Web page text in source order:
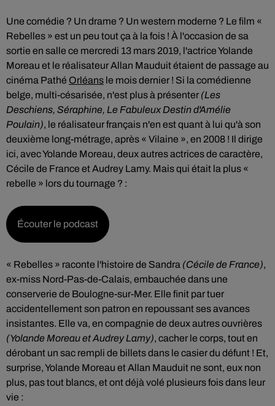
Une comédie ? Un drame ? Un western moderne ? Le film «
Rebelles » est un peu tout ça à la fois ! À l'occasion de sa
sortie en salle ce mercredi 13 mars 2019, l'actrice Yolande
Moreau et le réalisateur Allan Mauduit étaient de passage au
cinéma Pathé Orléans le mois dernier ! Si la comédienne
belge, multi-césarisée, n'est plus à présenter (Les
Deschiens, Séraphine, Le Fabuleux Destin d'Amélie
Poulain), le réalisateur français n'en est quant à lui qu'à son
deuxième long-métrage, après « Vilaine », en 2008 ! Il dirige
ici, avec Yolande Moreau, deux autres actrices de caractère,
Cécile de France et Audrey Lamy. Mais qui était la plus «
rebelle » lors du tournage ? :
Écouter le podcast
« Rebelles » raconte l'histoire de Sandra (Cécile de France),
ex-miss Nord-Pas-de-Calais, embauchée dans une
conserverie de Boulogne-sur-Mer. Elle finit par tuer
accidentellement son patron en repoussant ses avances
insistantes. Elle va, en compagnie de deux autres ouvrières
(Yolande Moreau et Audrey Lamy), cacher le corps, tout en
dérobant un sac rempli de billets dans le casier du défunt ! Et,
surprise, Yolande Moreau et Allan Mauduit ne sont, eux non
plus, pas tout blancs, et ont déjà volé plusieurs fois dans leur
vie :